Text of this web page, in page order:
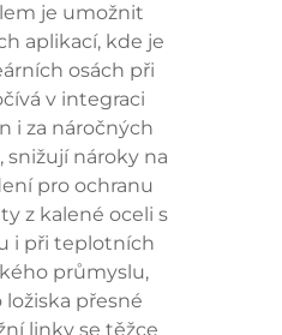
je umožnit
aplikací, kde je
osách při
v integraci
i za náročných
nároky na
pro ochranu
z kalené oceli s
i při teplotních
průmyslu,
přesné
linky se těžce